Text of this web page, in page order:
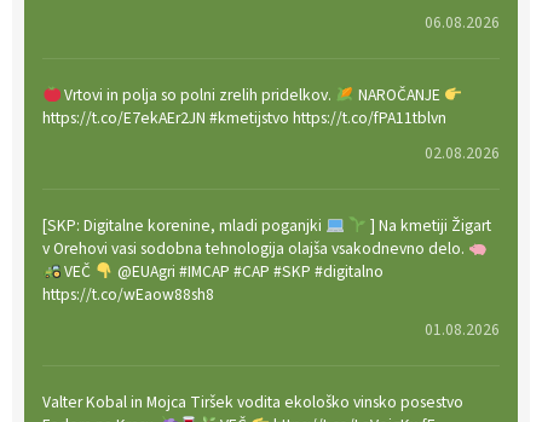
06.08.2026
Vrtovi in polja so polni zrelih pridelkov.
NAROČANJE
https://t.co/E7ekAEr2JN #kmetijstvo https://t.co/fPA11tblvn
02.08.2026
[SKP: Digitalne korenine, mladi poganjki
] Na kmetiji Žigart
v Orehovi vasi sodobna tehnologija olajša vsakodnevno delo.
VEČ
@EUAgri #IMCAP #CAP #SKP #digitalno
https://t.co/wEaow88sh8
01.08.2026
Valter Kobal in Mojca Tiršek vodita ekološko vinsko posestvo